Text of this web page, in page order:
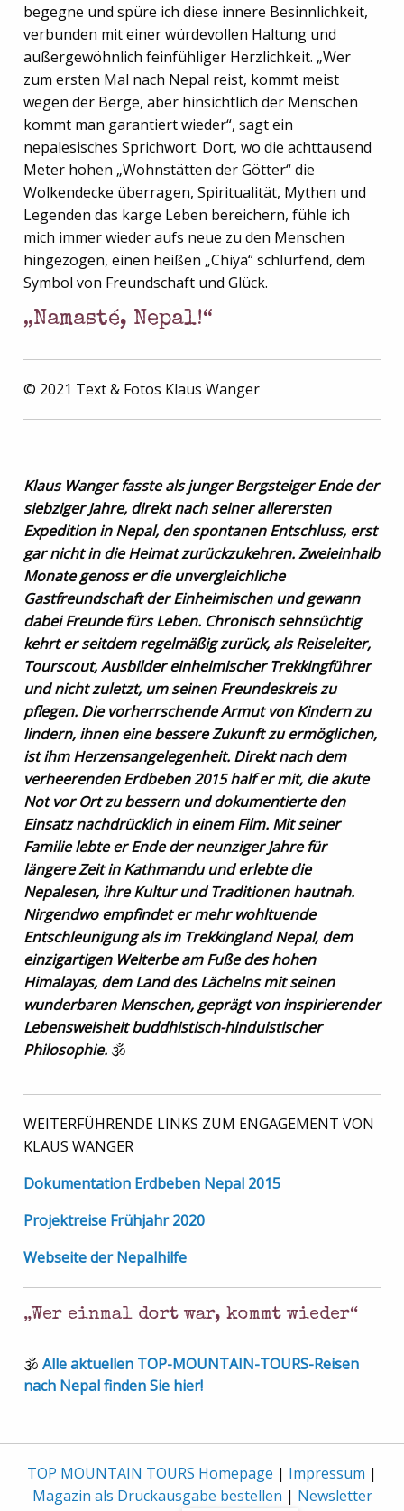
begegne und spüre ich diese innere Besinnlichkeit,
verbunden mit einer würdevollen Haltung und
außergewöhnlich feinfühliger Herzlichkeit. „Wer
zum ersten Mal nach Nepal reist, kommt meist
wegen der Berge, aber hinsichtlich der Menschen
kommt man garantiert wieder“, sagt ein
nepalesisches Sprichwort. Dort, wo die achttausend
Meter hohen „Wohnstätten der Götter“ die
Wolkendecke überragen, Spiritualität, Mythen und
Legenden das karge Leben bereichern, fühle ich
mich immer wieder aufs neue zu den Menschen
hingezogen, einen heißen „Chiya“ schlürfend, dem
Symbol von Freundschaft und Glück.
„Namasté, Nepal!“
© 2021 Text & Fotos Klaus Wanger
Klaus Wanger fasste als junger Bergsteiger Ende der
siebziger Jahre, direkt nach seiner allerersten
Expedition in Nepal, den spontanen Entschluss, erst
gar nicht in die Heimat zurückzukehren. Zweieinhalb
Monate genoss er die unvergleichliche
Gastfreundschaft der Einheimischen und gewann
dabei Freunde fürs Leben. Chronisch sehnsüchtig
kehrt er seitdem regelmäßig zurück, als Reiseleiter,
Tourscout, Ausbilder einheimischer Trekkingführer
und nicht zuletzt, um seinen Freundeskreis zu
pflegen. Die vorherrschende Armut von Kindern zu
lindern, ihnen eine bessere Zukunft zu ermöglichen,
ist ihm Herzensangelegenheit. Direkt nach dem
verheerenden Erdbeben 2015 half er mit, die akute
Not vor Ort zu bessern und dokumentierte den
Einsatz nachdrücklich in einem Film. Mit seiner
Familie lebte er Ende der neunziger Jahre für
längere Zeit in Kathmandu und erlebte die
Nepalesen, ihre Kultur und Traditionen hautnah.
Nirgendwo empfindet er mehr wohltuende
Entschleunigung als im Trekkingland Nepal, dem
einzigartigen Welterbe am Fuße des hohen
Himalayas, dem Land des Lächelns mit seinen
wunderbaren Menschen, geprägt von inspirierender
Lebensweisheit buddhistisch-hinduistischer
Philosophie. 🕉
WEITERFÜHRENDE LINKS ZUM ENGAGEMENT VON
KLAUS WANGER
Dokumentation Erdbeben Nepal 2015
Projektreise Frühjahr 2020
Webseite der Nepalhilfe
„Wer einmal dort war, kommt wieder“
🕉 Alle aktuellen TOP-MOUNTAIN-TOURS-Reisen
nach Nepal finden Sie hier!
TOP MOUNTAIN TOURS Homepage | Impressum |
Magazin als Druckausgabe bestellen | Newsletter